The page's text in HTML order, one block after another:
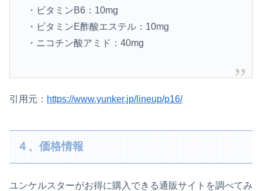
・ビタミンB6：10mg
・ビタミンE酢酸エステル：10mg
・ニコチン酸アミド：40mg
引用元： https://www.yunker.jp/lineup/p16/
４、価格情報
ユンケルスターがお得に購入できる通販サイトを調べてみ